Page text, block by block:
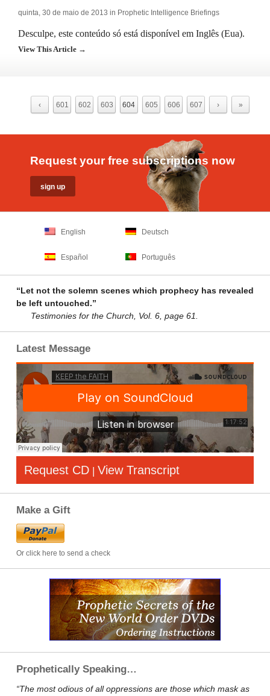
quinta, 30 de maio de 2013 in Prophetic Intelligence Briefings
Desculpe, este conteúdo só está disponível em Inglês (Eua).
View This Article →
‹ 601 602 603 604 605 606 607 › »
Request your free subscriptions now
English Deutsch
Español Português
“Let not the solemn scenes which prophecy has revealed
be left untouched.”
Testimonies for the Church, Vol. 6, page 61.
Latest Message
Request CD | View Transcript
Make a Gift
Or click here to send a check
Prophetically Speaking…
“The most odious of all oppressions are those which mask as